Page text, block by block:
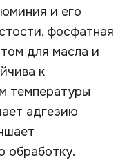
и его
фосфатная
для масла и
к
температуры
адгезию